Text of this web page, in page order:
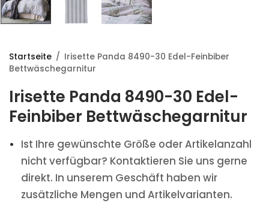
Startseite / Irisette Panda 8490-30 Edel-Feinbiber
Bettwäschegarnitur
Irisette Panda 8490-30 Edel-
Feinbiber Bettwäschegarnitur
Ist Ihre gewünschte Größe oder Artikelanzahl
nicht verfügbar? Kontaktieren Sie uns gerne
direkt. In unserem Geschäft haben wir
zusätzliche Mengen und Artikelvarianten.